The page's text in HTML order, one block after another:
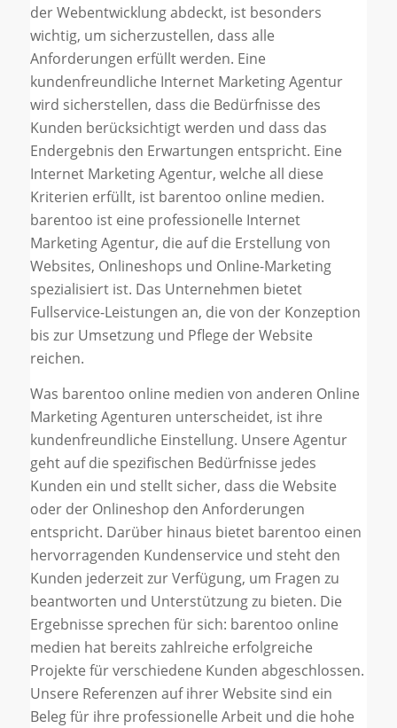
der Webentwicklung abdeckt, ist besonders
wichtig, um sicherzustellen, dass alle
Anforderungen erfüllt werden. Eine
kundenfreundliche Internet Marketing Agentur
wird sicherstellen, dass die Bedürfnisse des
Kunden berücksichtigt werden und dass das
Endergebnis den Erwartungen entspricht. Eine
Internet Marketing Agentur, welche all diese
Kriterien erfüllt, ist barentoo online medien.
barentoo ist eine professionelle Internet
Marketing Agentur, die auf die Erstellung von
Websites, Onlineshops und Online-Marketing
spezialisiert ist. Das Unternehmen bietet
Fullservice-Leistungen an, die von der Konzeption
bis zur Umsetzung und Pflege der Website
reichen.
Was barentoo online medien von anderen Online
Marketing Agenturen unterscheidet, ist ihre
kundenfreundliche Einstellung. Unsere Agentur
geht auf die spezifischen Bedürfnisse jedes
Kunden ein und stellt sicher, dass die Website
oder der Onlineshop den Anforderungen
entspricht. Darüber hinaus bietet barentoo einen
hervorragenden Kundenservice und steht den
Kunden jederzeit zur Verfügung, um Fragen zu
beantworten und Unterstützung zu bieten. Die
Ergebnisse sprechen für sich: barentoo online
medien hat bereits zahlreiche erfolgreiche
Projekte für verschiedene Kunden abgeschlossen.
Unsere Referenzen auf ihrer Website sind ein
Beleg für ihre professionelle Arbeit und die hohe